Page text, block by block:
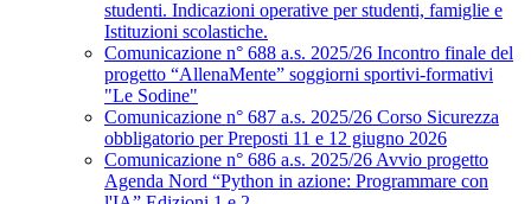
studenti. Indicazioni operative per studenti, famiglie e
Istituzioni scolastiche.
Comunicazione n° 688 a.s. 2025/26 Incontro finale del
progetto “AllenaMente” soggiorni sportivi‑formativi
"Le Sodine"
Comunicazione n° 687 a.s. 2025/26 Corso Sicurezza
obbligatorio per Preposti 11 e 12 giugno 2026
Comunicazione n° 686 a.s. 2025/26 Avvio progetto
Agenda Nord “Python in azione: Programmare con